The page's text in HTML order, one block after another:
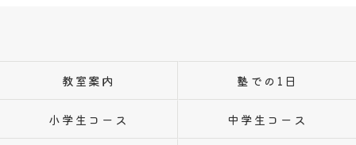
教室案内 塾での1日
小学生コース 中学生コース